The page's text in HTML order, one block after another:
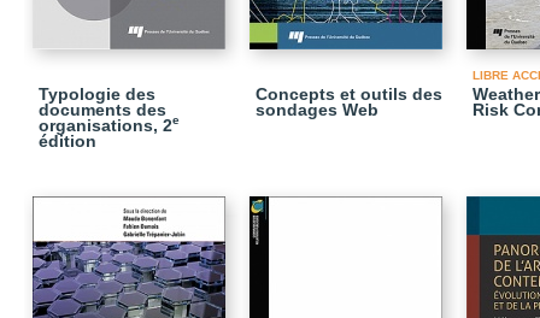
Typologie des
documents des
organisations, 2e
édition
Concepts et outils des
sondages Web
LIBRE
Risk